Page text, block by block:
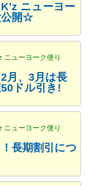
ニューヨー
公開☆
ニューヨーク便り
月、3月は長
ドル引き!
ニューヨーク便り
長期割引につ